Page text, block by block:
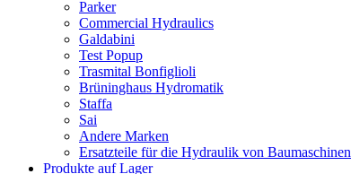
Parker
Commercial Hydraulics
Galdabini
Test Popup
Trasmital Bonfiglioli
Brüninghaus Hydromatik
Staffa
Sai
Andere Marken
Ersatzteile für die Hydraulik von Baumaschinen
Produkte auf Lager